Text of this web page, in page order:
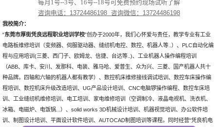
每月1号--3号、16号--18号可免费预约现场试听了解
咨询电话： 13724486198 咨询微信：13724486198
我校简介：
“东莞市厚街凭良远程职业培训学校”创办于2000年，我们心怀爱与责任，教学专业有工业
电路板维修培训（变频器、伺服驱动器、缝纫机电控、数控、机器人等..）、PLC自动化编
程与应用培训(三菱、西门子、欧姆龙、信捷、台达等..)、工业机器人操作编程培训
（ABB、库卡、安川、发那科、电装、雅马哈、爱普生、众为兴、三菱、国产机器人共十
种品牌。四轴和六轴的机器人都有教学）、数控机床维修接线调试培训、数控车床操作编
程培训、数控机床升级改造培训、UG产品设计培训、CNC电脑锣操作编程、数控车床培
训、工业缝纫机维修培训、电工培训、家电维修培训（空调制冷、液晶电视机、洗衣机、
冰箱、电磁炉、电饭锅...）、solid works 3D机械设计培训、机器视觉培训、办公软件培
训、制图设计培训、平面设计软件培训、AUTOCAD制图培训等课程。同时经营“凭良机电